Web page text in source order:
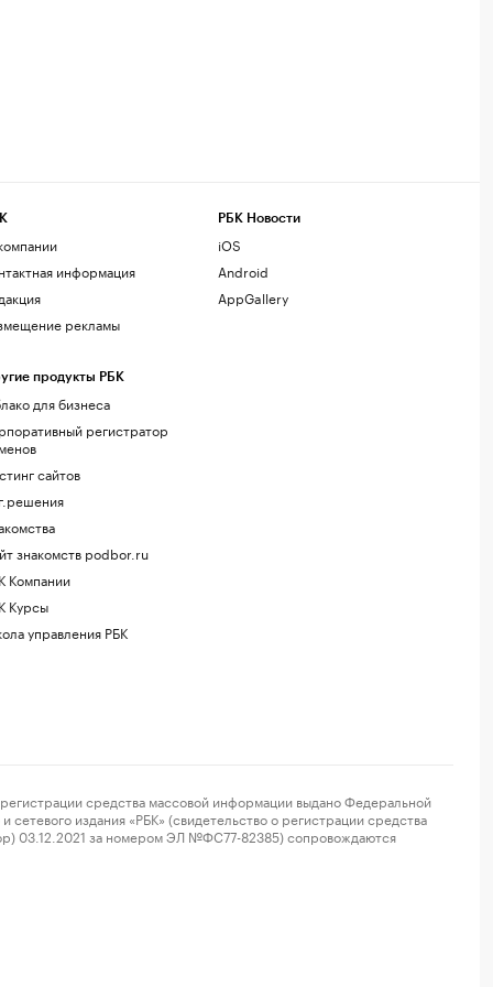
информация
рекламы
продукты РБК
для бизнеса
регистратор
сайтов
знакомств podbor.ru
Компании
Курсы
управления РБК
РБК Новости
iOS
Android
AppGallery
средства массовой информации выдано Федеральной
издания «РБК» (свидетельство о регистрации средства
03.12.2021 за номером ЭЛ №ФС77-82385) сопровождаются